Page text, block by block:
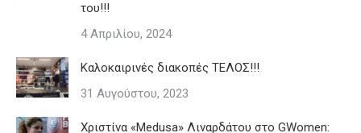
του!!!
4 Απριλίου, 2024
Καλοκαιρινές διακοπές ΤΕΛΟΣ!!!
31 Αυγούστου, 2023
Χριστίνα «Medusa» Λιναρδάτου στο GWomen: